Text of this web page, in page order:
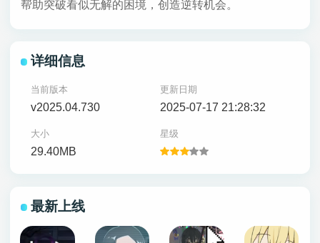
帮助突破看似无解的困境，创造逆转机会。
详细信息
当前版本
v2025.04.730
更新日期
2025-07-17 21:28:32
大小
29.40MB
星级
最新上线